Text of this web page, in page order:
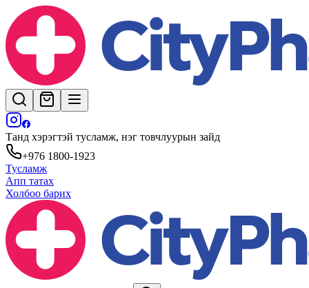
Танд хэрэгтэй тусламж, нэг товчлуурын зайд
+976 1800-1923
Тусламж
Апп татах
Холбоо барих